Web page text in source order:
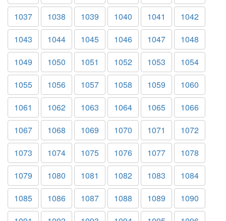
1037
1038 1039 1040 1041
1042
1043
1044 1045 1046 1047
1048
1049
1050 1051 1052 1053
1054
1055
1056 1057 1058 1059
1060
1061
1062 1063 1064 1065
1066
1067
1068 1069 1070 1071
1072
1073
1074 1075 1076 1077
1078
1079
1080 1081 1082 1083
1084
1085
1086 1087 1088 1089
1090